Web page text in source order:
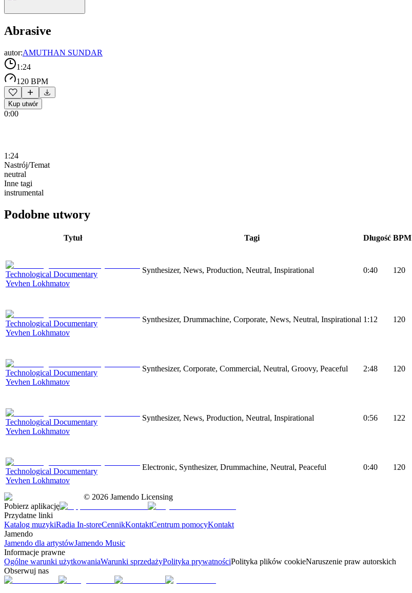
Abrasive
autor:AMUTHAN SUNDAR
1:24
120 BPM
Kup utwór
0:00
1:24
Nastrój/Temat
neutral
Inne tagi
instrumental
Podobne utwory
Tytuł Tagi Długość BPM
Technological Documentary
Yevhen Lokhmatov
Synthesizer, News, Production, Neutral, Inspirational 0:40 120
Technological Documentary
Yevhen Lokhmatov
Synthesizer, Drummachine, Corporate, News, Neutral, Inspirational 1:12 120
Technological Documentary
Yevhen Lokhmatov
Synthesizer, Corporate, Commercial, Neutral, Groovy, Peaceful 2:48 120
Technological Documentary
Yevhen Lokhmatov
Synthesizer, News, Production, Neutral, Inspirational 0:56 122
Technological Documentary
Yevhen Lokhmatov
Electronic, Synthesizer, Drummachine, Neutral, Peaceful 0:40 120
© 2026 Jamendo Licensing
Pobierz aplikację
Przydatne linki
Katalog muzykiRadia In-storeCennikKontaktCentrum pomocyKontakt
Jamendo
Jamendo dla artystówJamendo Music
Informacje prawne
Ogólne warunki użytkowaniaWarunki sprzedażyPolityka prywatnościPolityka plików cookieNaruszenie praw autorskich
Obserwuj nas